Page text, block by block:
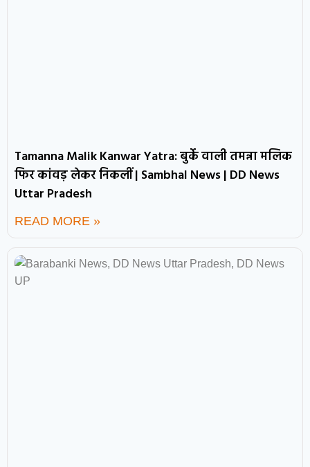
Tamanna Malik Kanwar Yatra: बुर्के वाली तमन्ना मलिक
फिर कांवड़ लेकर निकलीं | Sambhal News | DD News
Uttar Pradesh
READ MORE »